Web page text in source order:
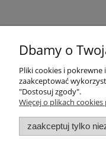
Dbamy o
Pliki cookies i
zaakceptować
"Dostosuj zgody".
Więcej o plikach
zaakceptuj tylko